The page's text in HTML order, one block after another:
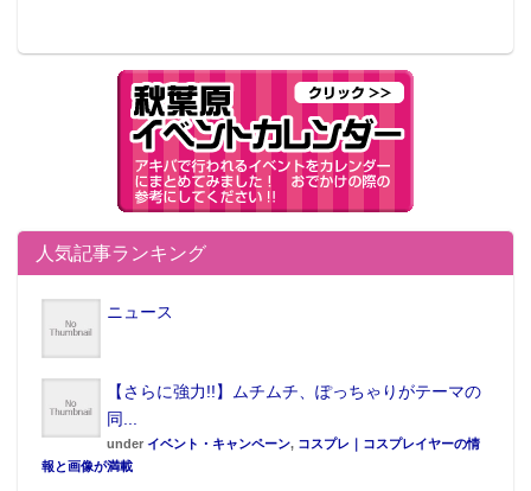
商品概要
人気記事ランキング
ニュース
【さらに強力!!】ムチムチ、ぽっちゃりがテーマの
同...
under イベント・キャンペーン, コスプレ｜コスプレイヤーの情
報と画像が満載